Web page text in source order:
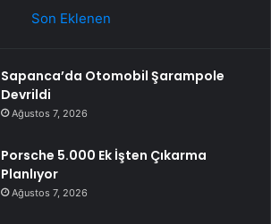
Son Eklenen
Sapanca’da Otomobil Şarampole
Devrildi
Ağustos 7, 2026
Porsche 5.000 Ek İşten Çıkarma
Planlıyor
Ağustos 7, 2026